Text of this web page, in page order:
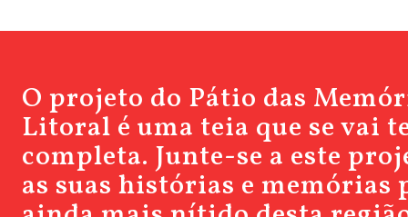
O projeto do Pátio das
Litoral é uma teia que se vai
completa. Junte-se a este
as suas histórias e